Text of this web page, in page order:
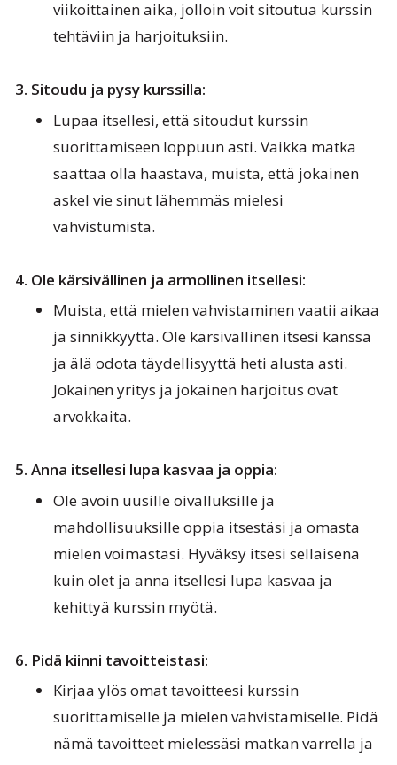
viikoittainen aika, jolloin voit sitoutua kurssin
tehtäviin ja harjoituksiin.
3. Sitoudu ja pysy kurssilla:
Lupaa itsellesi, että sitoudut kurssin
suorittamiseen loppuun asti. Vaikka matka
saattaa olla haastava, muista, että jokainen
askel vie sinut lähemmäs mielesi
vahvistumista.
4. Ole kärsivällinen ja armollinen itsellesi:
Muista, että mielen vahvistaminen vaatii aikaa
ja sinnikkyyttä. Ole kärsivällinen itsesi kanssa
ja älä odota täydellisyyttä heti alusta asti.
Jokainen yritys ja jokainen harjoitus ovat
arvokkaita.
5. Anna itsellesi lupa kasvaa ja oppia:
Ole avoin uusille oivalluksille ja
mahdollisuuksille oppia itsestäsi ja omasta
mielen voimastasi. Hyväksy itsesi sellaisena
kuin olet ja anna itsellesi lupa kasvaa ja
kehittyä kurssin myötä.
6. Pidä kiinni tavoitteistasi:
Kirjaa ylös omat tavoitteesi kurssin
suorittamiselle ja mielen vahvistamiselle. Pidä
nämä tavoitteet mielessäsi matkan varrella ja